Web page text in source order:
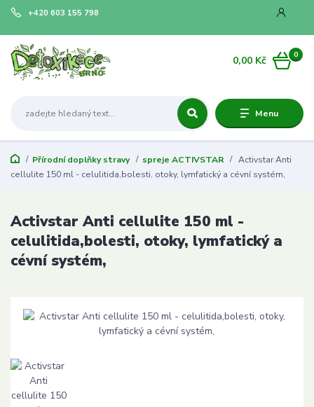
Menu
+420 603 155 798
0
0,00 Kč
Přírodní doplňky stravy spreje ACTIVSTAR
Activstar Anti
cellulite 150 ml - celulitida,bolesti, otoky, lymfatický a cévní systém,
Activstar Anti cellulite 150 ml -
celulitida,bolesti, otoky, lymfatický a
cévní systém,